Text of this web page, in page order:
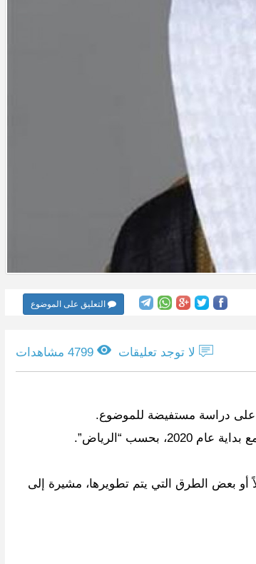
التعليق على الموضوع
لا توجد تعليقات 4799 مشاهدات
على دراسة مستفيضة للموضوع.
أو بعض الطرق التي يتم تطويرها، مشيرة إلى